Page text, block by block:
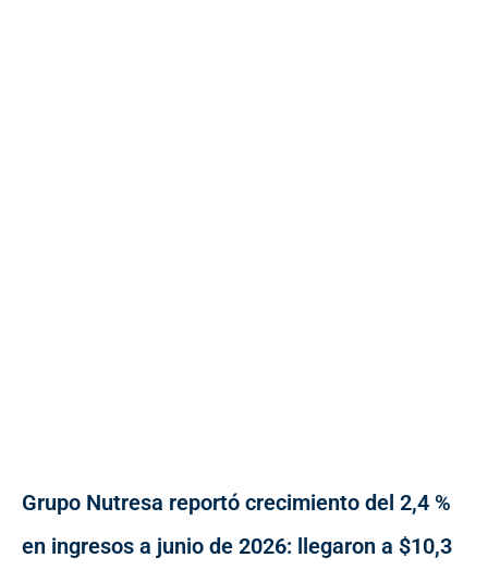
Grupo Nutresa reportó crecimiento del 2,4 %
en ingresos a junio de 2026: llegaron a $10,3